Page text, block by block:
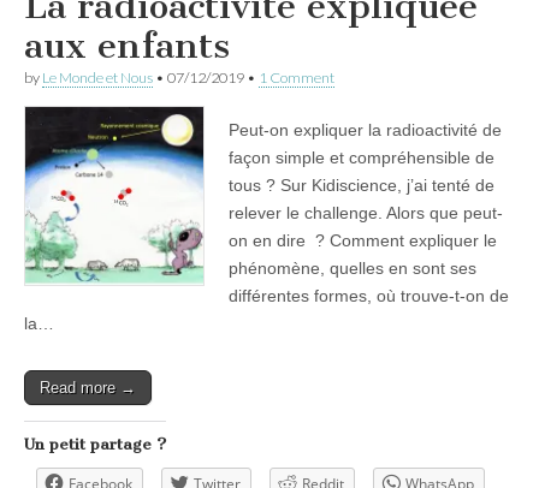
aux enfants
by Le Monde et Nous • 07/12/2019 • 1 Comment
Peut-on expliquer la radioactivité de
façon simple et compréhensible de
tous ? Sur Kidiscience, j’ai tenté de
relever le challenge. Alors que peut-
on en dire ? Comment expliquer le
phénomène, quelles en sont ses
différentes formes, où trouve-t-on de
la…
Read more →
Un petit partage ?
Facebook Twitter Reddit
WhatsApp